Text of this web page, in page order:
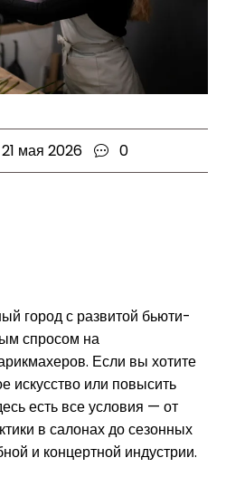
21 мая 2026 0
город с развитой бьюти-
спросом на
Если вы хотите
искусство или повысить
есть все условия — от
в салонах до сезонных
и концертной индустрии.